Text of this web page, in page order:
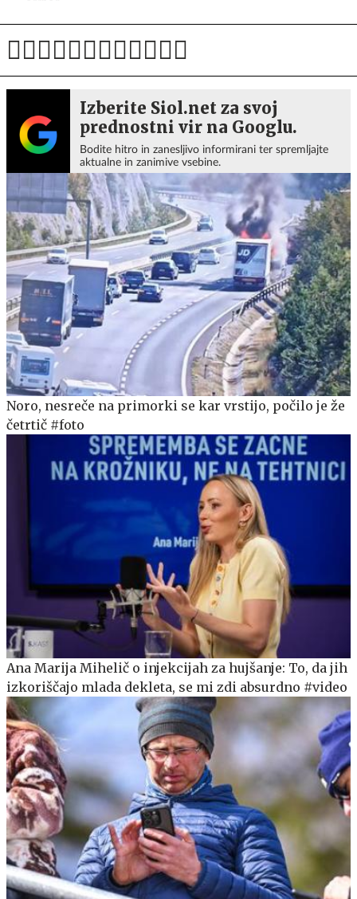
Izberite Siol.net za svoj
prednostni vir na Googlu.
Bodite hitro in zanesljivo informirani ter spremljajte
aktualne in zanimive vsebine.
Noro, nesreče na primorki se kar vrstijo, počilo je že
četrtič #foto
Ana Marija Mihelič o injekcijah za hujšanje: To, da jih
izkoriščajo mlada dekleta, se mi zdi absurdno #video